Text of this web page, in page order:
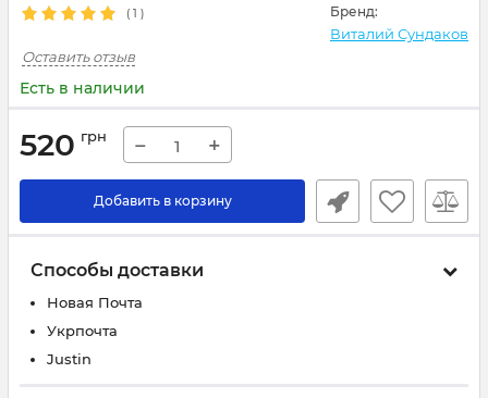
( 1 ) Бренд:
Виталий Сундаков
Оставить отзыв
Есть в наличии
520 грн − +
Добавить в корзину
Способы доставки
Новая Почта
Укрпочта
Justin